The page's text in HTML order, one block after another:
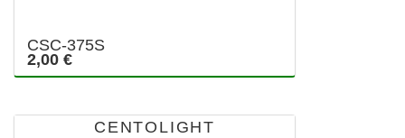
CSC-375S
2,00 €
CENTOLIGHT